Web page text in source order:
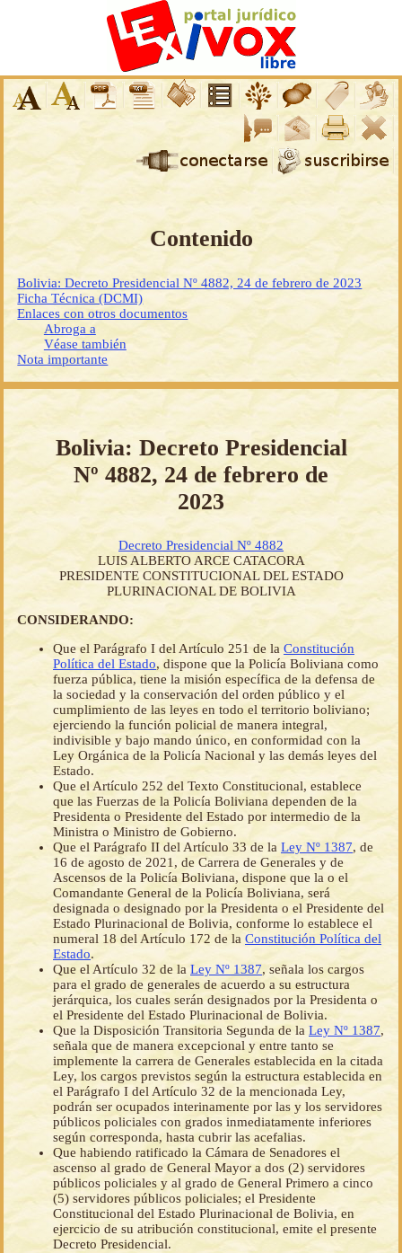
Contenido
Bolivia: Decreto Presidencial Nº 4882, 24 de febrero de 2023
Ficha Técnica (DCMI)
Enlaces con otros documentos
Abroga a
Véase también
Nota importante
Bolivia: Decreto Presidencial
Nº 4882, 24 de febrero de
2023
Decreto Presidencial Nº 4882
LUIS ALBERTO ARCE CATACORA
PRESIDENTE CONSTITUCIONAL DEL ESTADO
PLURINACIONAL DE BOLIVIA
CONSIDERANDO:
Que el Parágrafo I del Artículo 251 de la Constitución
Política del Estado, dispone que la Policía Boliviana como
fuerza pública, tiene la misión específica de la defensa de
la sociedad y la conservación del orden público y el
cumplimiento de las leyes en todo el territorio boliviano;
ejerciendo la función policial de manera integral,
indivisible y bajo mando único, en conformidad con la
Ley Orgánica de la Policía Nacional y las demás leyes del
Estado.
Que el Artículo 252 del Texto Constitucional, establece
que las Fuerzas de la Policía Boliviana dependen de la
Presidenta o Presidente del Estado por intermedio de la
Ministra o Ministro de Gobierno.
Que el Parágrafo II del Artículo 33 de la Ley Nº 1387, de
16 de agosto de 2021, de Carrera de Generales y de
Ascensos de la Policía Boliviana, dispone que la o el
Comandante General de la Policía Boliviana, será
designada o designado por la Presidenta o el Presidente del
Estado Plurinacional de Bolivia, conforme lo establece el
numeral 18 del Artículo 172 de la Constitución Política del
Estado.
Que el Artículo 32 de la Ley Nº 1387, señala los cargos
para el grado de generales de acuerdo a su estructura
jerárquica, los cuales serán designados por la Presidenta o
el Presidente del Estado Plurinacional de Bolivia.
Que la Disposición Transitoria Segunda de la Ley Nº 1387,
señala que de manera excepcional y entre tanto se
implemente la carrera de Generales establecida en la citada
Ley, los cargos previstos según la estructura establecida en
el Parágrafo I del Artículo 32 de la mencionada Ley,
podrán ser ocupados interinamente por las y los servidores
públicos policiales con grados inmediatamente inferiores
según corresponda, hasta cubrir las acefalias.
Que habiendo ratificado la Cámara de Senadores el
ascenso al grado de General Mayor a dos (2) servidores
públicos policiales y al grado de General Primero a cinco
(5) servidores públicos policiales; el Presidente
Constitucional del Estado Plurinacional de Bolivia, en
ejercicio de su atribución constitucional, emite el presente
Decreto Presidencial.